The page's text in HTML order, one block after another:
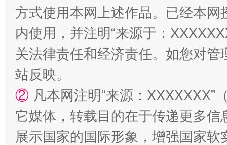
站台名比不上好声名
方式使用本网上述作品。已经本
内使用，并注明“来源于：
关法律责任和经济责任。如您对
站反映。
② 凡本网注明“来源：
它媒体，转载目的在于传递更多
展示国家的国际形象，增强国家